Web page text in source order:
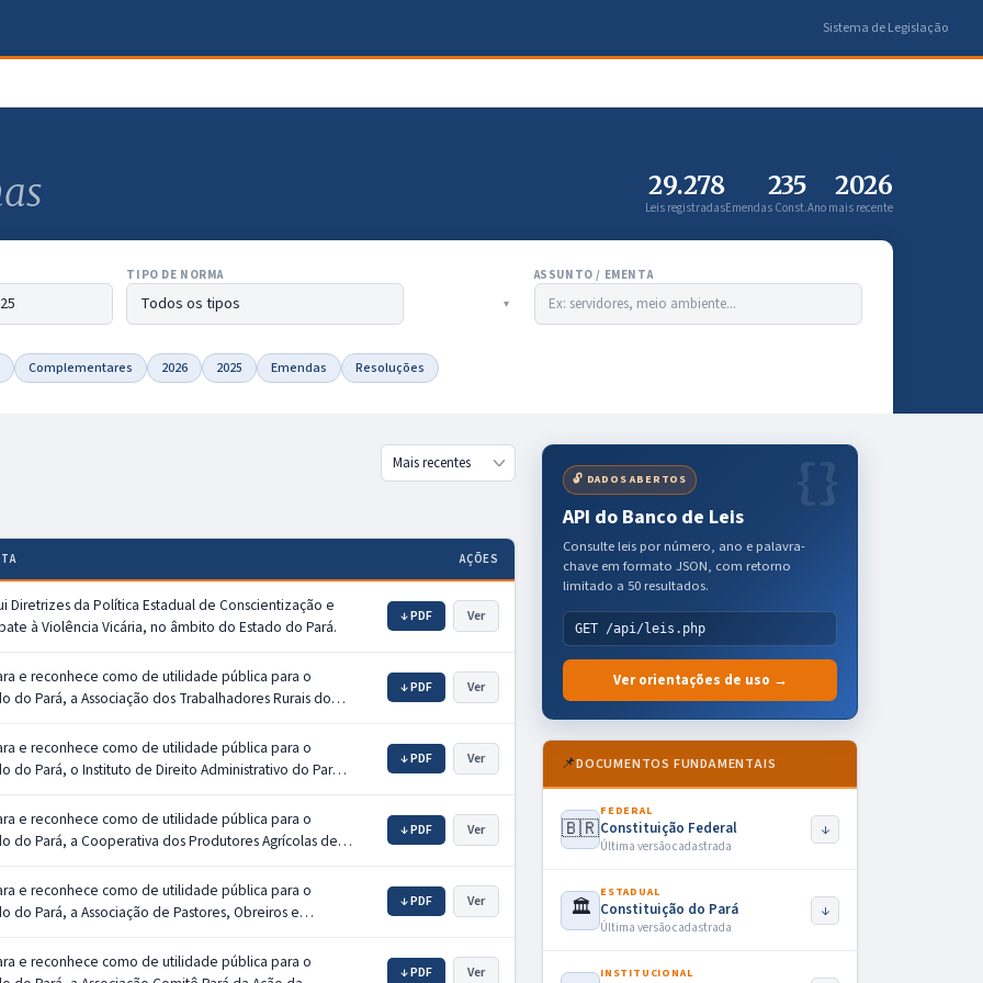
Sistema de Legislação
29.278
Leis registradas
235
Emendas Const.
2026
Ano mais recente
TIPO DE NORMA ASSUNTO / EMENTA
Complementares 2026 2025 Emendas Resoluções
AÇÕES
Diretrizes da Política Estadual de Conscientização e
à Violência Vicária, no âmbito do Estado do Pará.
↓ PDF Ver
e reconhece como de utilidade pública para o
do Pará, a Associação dos Trabalhadores Rurais do
↓ PDF Ver
e reconhece como de utilidade pública para o
do Pará, o Instituto de Direito Administrativo do Pará
↓ PDF Ver
e reconhece como de utilidade pública para o
do Pará, a Cooperativa dos Produtores Agrícolas de
↓ PDF Ver
e reconhece como de utilidade pública para o
do Pará, a Associação de Pastores, Obreiros e
Santarém Pará (APOM-ADES).
↓ PDF Ver
e reconhece como de utilidade pública para o
↓ PDF Ver
🔓 DADOS ABERTOS
API do Banco de Leis
Consulte leis por número, ano e palavra-
chave em formato JSON, com retorno
limitado a 50 resultados.
GET /api/leis.php
Ver orientações de uso →
📌DOCUMENTOS FUNDAMENTAIS
🇧🇷
FEDERAL
Constituição Federal
Última versão cadastrada
↓
🏛️
ESTADUAL
Constituição do Pará
Última versão cadastrada
↓
INSTITUCIONAL